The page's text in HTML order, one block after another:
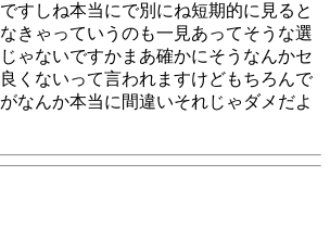
すしね本当にで別にね短期的に見ると
きゃっていうのも一見あってそうな選
ゃないですかまあ確かにそうなんかセ
くないって言われますけどもちろんで
なんか本当に間違いそれじゃダメだよ